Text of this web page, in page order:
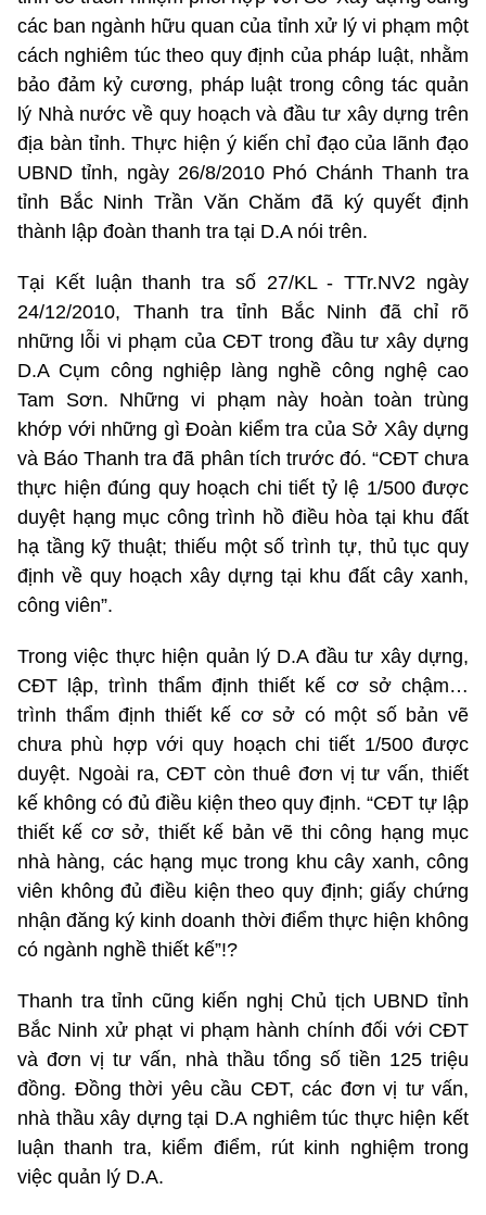
các ban ngành hữu quan của tỉnh xử lý vi phạm một
cách nghiêm túc theo quy định của pháp luật, nhằm
bảo đảm kỷ cương, pháp luật trong công tác quản
lý Nhà nước về quy hoạch và đầu tư xây dựng trên
địa bàn tỉnh. Thực hiện ý kiến chỉ đạo của lãnh đạo
UBND tỉnh, ngày 26/8/2010 Phó Chánh Thanh tra
tỉnh Bắc Ninh Trần Văn Chăm đã ký quyết định
thành lập đoàn thanh tra tại D.A nói trên.
Tại Kết luận thanh tra số 27/KL - TTr.NV2 ngày
24/12/2010, Thanh tra tỉnh Bắc Ninh đã chỉ rõ
những lỗi vi phạm của CĐT trong đầu tư xây dựng
D.A Cụm công nghiệp làng nghề công nghệ cao
Tam Sơn. Những vi phạm này hoàn toàn trùng
khớp với những gì Đoàn kiểm tra của Sở Xây dựng
và Báo Thanh tra đã phân tích trước đó. “CĐT chưa
thực hiện đúng quy hoạch chi tiết tỷ lệ 1/500 được
duyệt hạng mục công trình hồ điều hòa tại khu đất
hạ tầng kỹ thuật; thiếu một số trình tự, thủ tục quy
định về quy hoạch xây dựng tại khu đất cây xanh,
công viên”.
Trong việc thực hiện quản lý D.A đầu tư xây dựng,
CĐT lập, trình thẩm định thiết kế cơ sở chậm…
trình thẩm định thiết kế cơ sở có một số bản vẽ
chưa phù hợp với quy hoạch chi tiết 1/500 được
duyệt. Ngoài ra, CĐT còn thuê đơn vị tư vấn, thiết
kế không có đủ điều kiện theo quy định. “CĐT tự lập
thiết kế cơ sở, thiết kế bản vẽ thi công hạng mục
nhà hàng, các hạng mục trong khu cây xanh, công
viên không đủ điều kiện theo quy định; giấy chứng
nhận đăng ký kinh doanh thời điểm thực hiện không
có ngành nghề thiết kế”!?
Thanh tra tỉnh cũng kiến nghị Chủ tịch UBND tỉnh
Bắc Ninh xử phạt vi phạm hành chính đối với CĐT
và đơn vị tư vấn, nhà thầu tổng số tiền 125 triệu
đồng. Đồng thời yêu cầu CĐT, các đơn vị tư vấn,
nhà thầu xây dựng tại D.A nghiêm túc thực hiện kết
luận thanh tra, kiểm điểm, rút kinh nghiệm trong
việc quản lý D.A.